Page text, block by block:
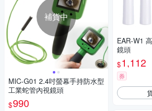
補貨中
MIC-G01 2.4吋螢幕手持防水型
工業蛇管內視鏡頭
$990
EAR-W1
鏡頭
$1,112
券